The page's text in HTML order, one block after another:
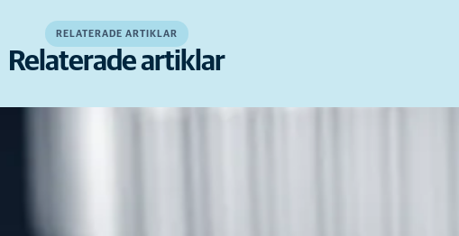
RELATERADE ARTIKLAR
Relaterade artiklar